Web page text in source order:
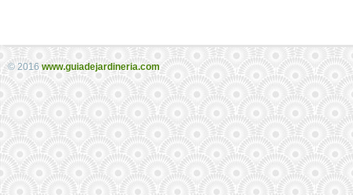
© 2016 www.guiadejardineria.com